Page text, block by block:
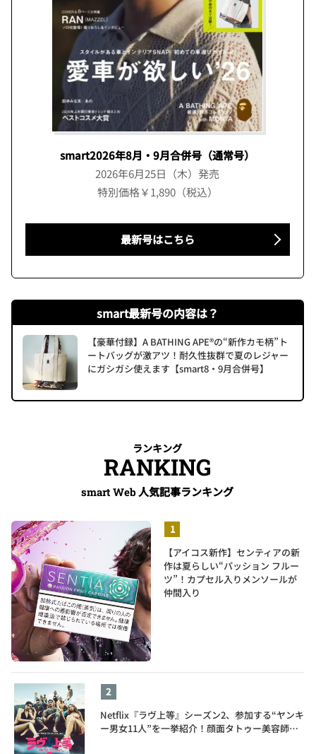
smart2026年8月・9月合併号（通常号）
2026年6月25日（木）発売
特別価格￥1,890（税込）
最新号はこちら
smart最新号の内容は？
【豪華付録】A BATHING APE®の“新作カモ柄”ト
ートバッグが激アツ！耐久性抜群で夏のレジャー
にガシガシ使えます【smart8・9月合併号】
ランキング
RANKING
smart Web人気記事ランキング
【アイコス新作】センティアの新
作は夏らしい“パッション フルー
ツ”！カプセル入りメンソールが
仲間入り
Netflix『ラヴ上等』シーズン2、参加する“ヤンキ
ー男女11人”を一挙紹介！顔面タトゥー美容師、